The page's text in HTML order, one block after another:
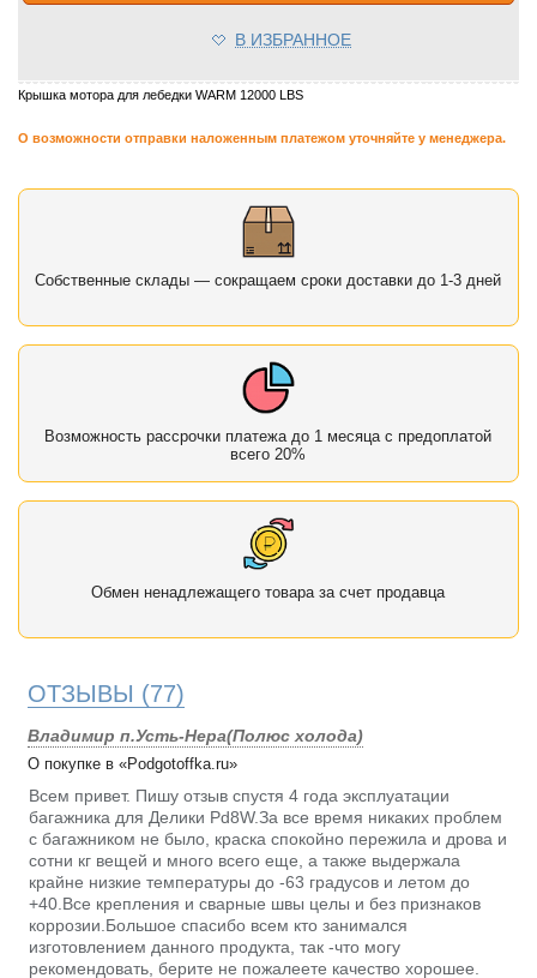
В ИЗБРАННОЕ
Крышка мотора для лебедки WARM 12000 LBS
О возможности отправки наложенным платежом уточняйте у менеджера.
Собственные склады — сокращаем сроки доставки до 1-3 дней
Возможность рассрочки платежа до 1 месяца с предоплатой
всего 20%
Обмен ненадлежащего товара за счет продавца
ОТЗЫВЫ (77)
Владимир п.Усть-Нера(Полюс холода)
О покупке в «Podgotoffka.ru»
Всем привет. Пишу отзыв спустя 4 года эксплуатации
багажника для Делики Pd8W.За все время никаких проблем
с багажником не было, краска спокойно пережила и дрова и
сотни кг вещей и много всего еще, а также выдержала
крайне низкие температуры до -63 градусов и летом до
+40.Все крепления и сварные швы целы и без признаков
коррозии.Большое спасибо всем кто занимался
изготовлением данного продукта, так -что могу
рекомендовать, берите не пожалеете качество хорошее.